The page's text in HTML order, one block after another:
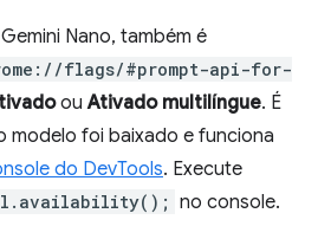
Nano, também é
flags/#prompt-api-for-
ouAtivado multilíngue. É
modelo foi baixado e funciona
do DevTools. Execute
no console.